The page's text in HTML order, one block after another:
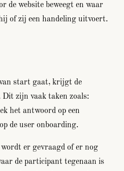
de website beweegt en waar
of zij een handeling uitvoert.
start gaat, krijgt de
zijn vaak taken zoals:
het antwoord op een
de user onboarding.
er gevraagd of er nog
de participant tegenaan is